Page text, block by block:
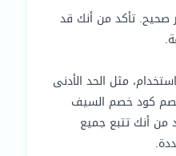
صحيح. تأكد من أنك قد
مثل الحد الأدنى
كود خصم السيف
من أنك تتبع جميع